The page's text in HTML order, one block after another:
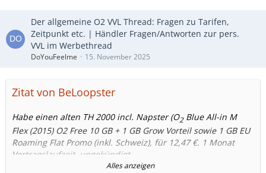
Der allgemeine O2 VVL Thread: Fragen zu Tarifen,
Zeitpunkt etc. | Händler Fragen/Antworten zur pers.
VVL im Werbethread
DoYouFeelme 15. November 2025
Zitat von BeLoopster
Habe einen alten TH 2000 incl. Napster (O2 Blue All-in M
Flex (2015) O2 Free 10 GB + 1 GB Grow Vorteil sowie 1 GB EU
Roaming Flat Promo (inkl. Schweiz), für 12,47 €. 1 Monat
Vertragslaufzeit, ungekündigt.
Alles anzeigen